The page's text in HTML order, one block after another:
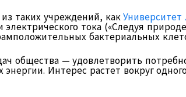
таких учреждений, какУниверситет
тока («Следуя
бактериальных
общества — удовлетворить
энергии. Интерес растет вокруг